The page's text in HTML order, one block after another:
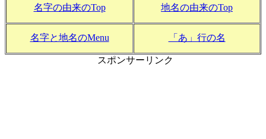
名字の由来のTop 地名の由来のTop
名字と地名のMenu 「あ」行の名
スポンサーリンク